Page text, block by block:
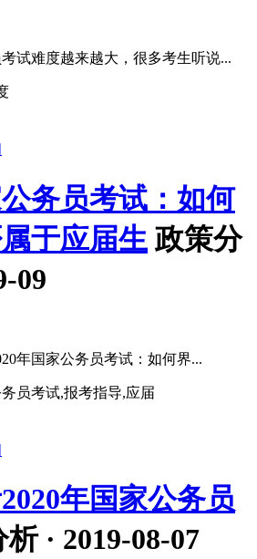
试难度越来越大，很多考生听说...
务员考试：如何
于应届生 政策分
09
年国家公务员考试：如何界...
员考试,报考指导,应届
年国家公务员
· 2019-08-07